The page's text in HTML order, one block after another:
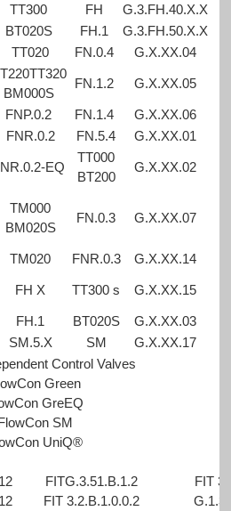
TT300 FH
G.3.FH.40.X.X
BT020S FH.1
G.3.FH.50.X.X
TT020 FN.0.4 G.X.XX.04
BM000S
FN.1.2 G.X.XX.05
FNP.0.2 FN.1.4
G.X.XX.06
FNR.0.2 FN.5.4 G.X.XX.01
EQ
TT000
BT200
G.X.XX.02
TM000
BM020S
FN.0.3 G.X.XX.07
TM020 FNR.0.3 G.X.XX.14
FH X TT300 s G.X.XX.15
FH.1 BT020S
G.X.XX.03
SM.5.X SM
G.X.XX.17
Control Valves
Green
GreEQ
SM
UniQ®
FITG.3.51.B.1.2
FIT
FIT 3.2.B.1.0.0.2